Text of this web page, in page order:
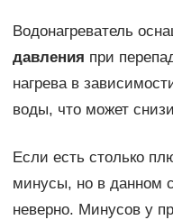
Водонагреватель
давления при
нагрева в
воды, что может
Если есть столько
минусы, но в данном
неверно. Минусов у